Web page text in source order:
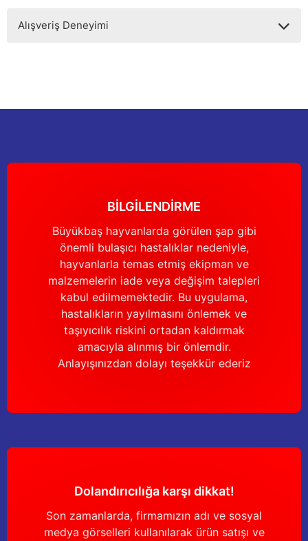
konularda yetersiz gördüğünüz noktaları öneri formunu
Bu ürüne benzer farklı alternatifler olmalı.
Gönder
Alışveriş Deneyimi
BİLGİLENDİRME
Büyükbaş hayvanlarda görülen şap gibi
önemli bulaşıcı hastalıklar nedeniyle,
hayvanlarla temas etmiş ekipman ve
malzemelerin iade veya değişim talepleri
kabul edilmemektedir. Bu uygulama,
hastalıkların yayılmasını önlemek ve
taşıyıcılık riskini ortadan kaldırmak
amacıyla alınmış bir önlemdir.
Anlayışınızdan dolayı teşekkür ederiz
Dolandırıcılığa karşı dikkat!
Son zamanlarda, firmamızın adı ve sosyal
medya görselleri kullanılarak ürün satışı ve